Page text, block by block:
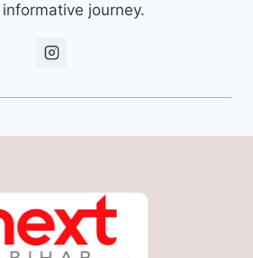
journey.